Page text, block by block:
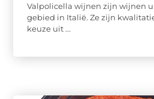
Valpolicella wijnen zijn wijnen
gebied in Italië. Ze zijn
keuze uit ...